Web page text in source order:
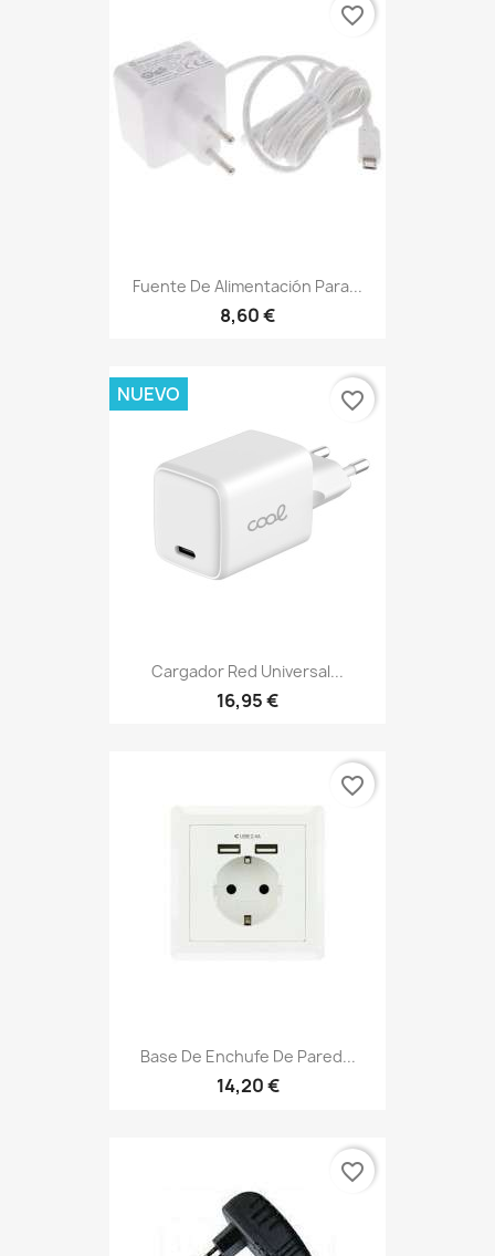
Fuente De Alimentación Para...
8,60 €
favorite_border
Cargador Red Universal...
16,95 €
NUEVO favorite_border
Base De Enchufe De Pared...
14,20 €
favorite_border
favorite_border